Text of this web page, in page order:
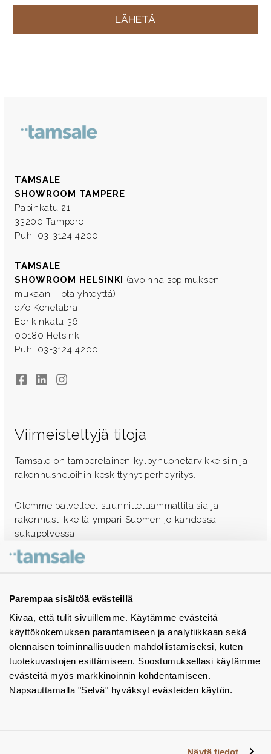
Parempaa sisältöä evästeillä
Kivaa, että tulit sivuillemme. Käytämme evästeitä
käyttökokemuksen parantamiseen ja analytiikkaan sekä
olennaisen toiminnallisuuden mahdollistamiseksi, kuten
tuotekuvastojen esittämiseen. Suostumuksellasi käytämme
evästeitä myös markkinoinnin kohdentamiseen.
Napsauttamalla "Selvä" hyväksyt evästeiden käytön.
Näytä tiedot
TAMSALE
SHOWROOM TAMPERE
Papinkatu 21
33200 Tampere
Puh. 03-3124 4200
TAMSALE
SHOWROOM HELSINKI (avoinna sopimuksen
mukaan – ota yhteyttä)
c/o Konelabra
Eerikinkatu 36
00180 Helsinki
Puh. 03-3124 4200
FacebookLinkedInInstagram
Viimeisteltyjä tiloja
Tamsale on tamperelainen kylpyhuonetarvikkeisiin ja
rakennusheloihin keskittynyt perheyritys.
Olemme palvelleet suunnitteluammattilaisia ja
rakennusliikkeitä ympäri Suomen jo kahdessa
sukupolvessa.
Ota yhteyttä - autamme mielellämme
Tuotekuvastot
Instagram
BIM-objektit
Yhteystiedot
Tiedotteet